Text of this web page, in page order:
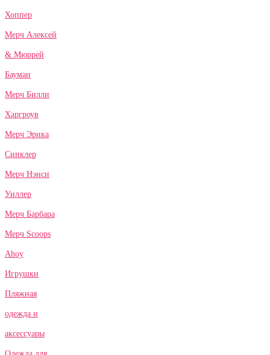
Хоппер
Мерч Алексей
& Мюррей
Бауман
Мерч Билли
Харгроув
Мерч Эрика
Синклер
Мерч Нэнси
Уиллер
Мерч Барбара
Мерч Scoops
Ahoy
Игрушки
Пляжная
одежда и
аксессуары